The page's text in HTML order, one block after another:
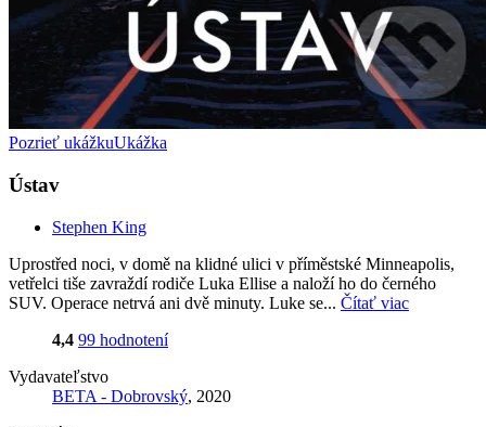
Pozrieť ukážkuUkážka
Ústav
Stephen King
Uprostřed noci, v domě na klidné ulici v příměstské Minneapolis,
vetřelci tiše zavraždí rodiče Luka Ellise a naloží ho do černého
SUV. Operace netrvá ani dvě minuty. Luke se... Čítať viac
4,4 99 hodnotení
Vydavateľstvo
BETA - Dobrovský, 2020